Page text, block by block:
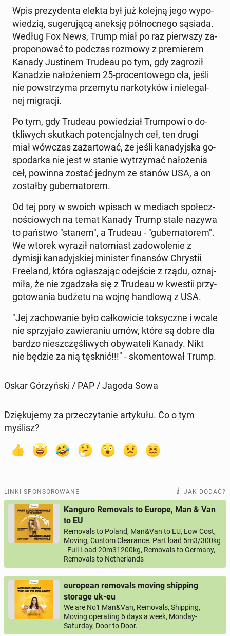
Wpis pre­zy­den­ta elekta był już kolejną jego wy­po­
wie­dzią, su­ge­ru­ją­cą aneksję pół­noc­ne­go sąsiada.
Według Fox News, Trump miał po raz pierw­szy za­
pro­po­no­wać to podczas rozmowy z pre­mie­rem
Kanady Ju­sti­nem Trudeau po tym, gdy za­gro­ził
Ka­na­dzie na­ło­że­niem 25-pro­cen­to­we­go cła, jeśli
nie po­wstrzy­ma prze­my­tu nar­ko­ty­ków i nie­le­gal­
nej mi­gra­cji.
Po tym, gdy Trudeau po­wie­dział Trum­po­wi o do­
tkli­wych skut­kach po­ten­cjal­nych ceł, ten drugi
miał wówczas za­żar­to­wać, że jeśli ka­na­dyj­ska go­
spo­dar­ka nie jest w stanie wy­trzy­mać na­ło­że­nia
ceł, powinna zostać jednym ze stanów USA, a on
zo­stał­by gu­ber­na­to­rem.
Od tej pory w swoich wpisach w mediach spo­łecz­
no­ścio­wych na temat Kanady Trump stale nazywa
to państwo "stanem", a Trudeau - "gu­ber­na­to­rem".
We wtorek wyraził na­to­miast za­do­wo­le­nie z
dymisji ka­na­dyj­skiej mi­ni­ster fi­nan­sów Chry­stii
Fre­eland, która ogła­sza­jąc odej­ście z rządu, oznaj­
mi­ła, że nie zga­dza­ła się z Trudeau w kwestii przy­
go­to­wa­nia budżetu na wojnę han­dlo­wą z USA.
"Jej za­cho­wa­nie było cał­ko­wi­cie tok­sycz­ne i wcale
nie sprzy­ja­ło za­wie­ra­niu umów, które są dobre dla
bardzo nie­szczę­śli­wych oby­wa­te­li Kanady. Nikt
nie będzie za nią tęsknić!!!" - sko­men­to­wał Trump.
Oskar Gó­rzyń­ski / PAP / Jagoda Sowa
Dzię­ku­je­my za prze­czy­ta­nie ar­ty­ku­łu. Co o tym
myślisz?
LINKI SPONSOROWANE JAK DODAĆ?
Kanguro Removals to Europe, Man & Van
to EU
Removals to Poland, Man&Van to EU, Low Cost,
Moving, Custom Clearance. Part load 5m3/300kg
- Full Load 20m31200kg, Removals to Germany,
Removals to Netherlands
european removals moving shipping
storage uk-eu
We are No1 Man&Van, Removals, Shipping,
Moving operating 6 days a week, Monday-
Saturday, Door to Door.